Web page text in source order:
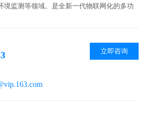
境监测等领域。是全新一代物联网化的多功
立即咨询